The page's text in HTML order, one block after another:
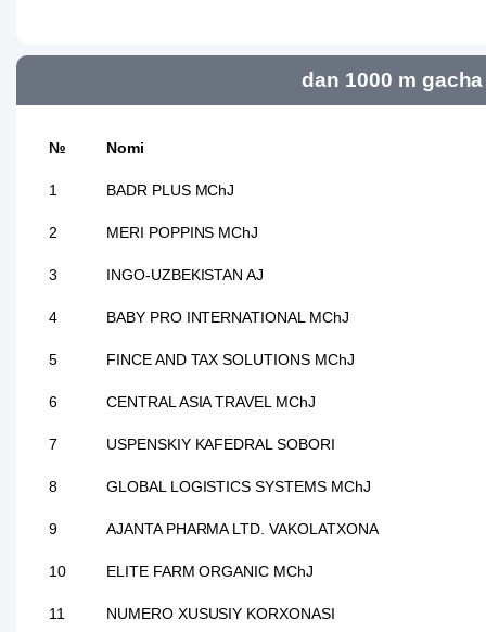
dan 1000 m
№ Nomi
1 BADR PLUS MChJ
2 MERI POPPINS MChJ
3 INGO-UZBEKISTAN AJ
4 BABY PRO INTERNATIONAL MChJ
5 FINCE AND TAX SOLUTIONS MChJ
6 CENTRAL ASIA TRAVEL MChJ
7 USPENSKIY KAFEDRAL SOBORI
8 GLOBAL LOGISTICS SYSTEMS MChJ
9 AJANTA PHARMA LTD. VAKOLATXONA
10 ELITE FARM ORGANIC MChJ
11 NUMERO XUSUSIY KORXONASI